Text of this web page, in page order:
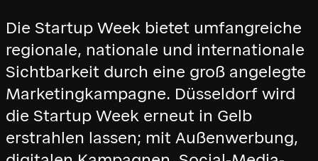
Die Startup Week bietet umfangreiche
regionale, nationale und internationale
Sichtbarkeit durch eine groß angelegte
Marketingkampagne. Düsseldorf wird
die Startup Week erneut in Gelb
erstrahlen lassen; mit Außenwerbung,